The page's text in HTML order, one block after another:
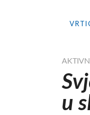
u